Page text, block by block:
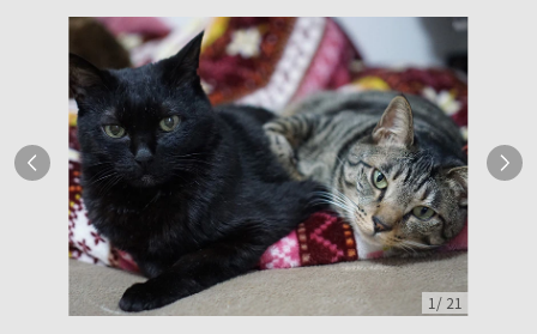
1 / 21